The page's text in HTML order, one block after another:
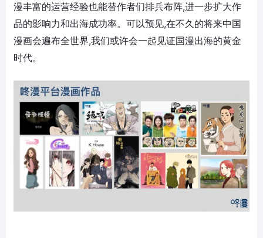
漫丰富的运营经验也能替作者们排兵布阵,进一步扩大作
品的影响力和出海成功率。可以预见,在不久的将来中国
漫画会遍布全世界,我们或许会一起见证国漫出海的黄金
时代。